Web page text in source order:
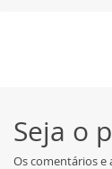
Seja o
Os comentários e